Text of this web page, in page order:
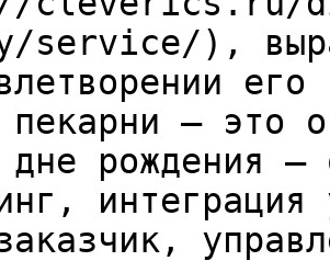
service/),
пекарни — это
дне рождения